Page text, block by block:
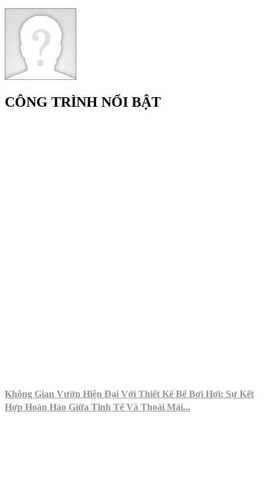
CÔNG TRÌNH NỔI BẬT
Không Gian Vườn Hiện Đại Với Thiết Kế Bể Bơi Hơi: Sự Kết
Hợp Hoàn Hảo Giữa Tinh Tế Và Thoải Mái...